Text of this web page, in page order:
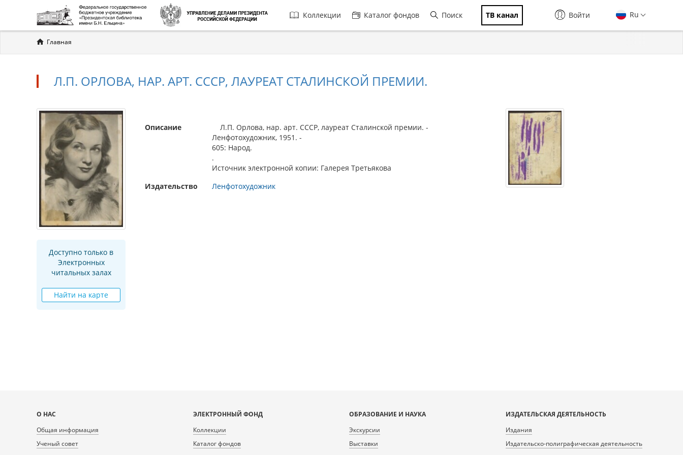
Главная
навигация
Коллекции Каталог фондов Поиск ТВ канал Ru
Войти
Вы
здесь
Главная
Л.П. ОРЛОВА, НАР. АРТ. СССР, ЛАУРЕАТ СТАЛИНСКОЙ ПРЕМИИ.
Доступно только в
Электронных
читальных залах
Найти на карте
Описание
Л.П. Орлова, нар. арт. СССР, лауреат Сталинской премии. -
Ленфотохудожник, 1951. -
605: Народ.
.
Источник электронной копии: Галерея Третьякова
Издательство
Ленфотохудожник
Карта
сайта
О НАС
Общая информация
Ученый совет
ЭЛЕКТРОННЫЙ ФОНД
Коллекции
Каталог фондов
ОБРАЗОВАНИЕ И НАУКА
Экскурсии
Выставки
ИЗДАТЕЛЬСКАЯ ДЕЯТЕЛЬНОСТЬ
Издания
Издательско-полиграфическая деятельность